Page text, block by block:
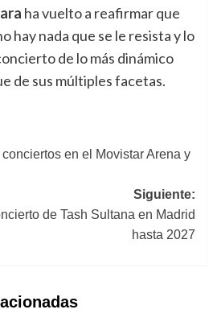
ha vuelto a reafirmar que
hay nada que se le resista y lo
de lo más dinámico
de sus múltiples facetas.
en el Movistar Arena y
Siguiente:
de Tash Sultana en Madrid
hasta 2027